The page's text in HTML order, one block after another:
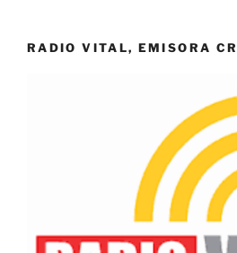
RADIO VITAL, EMISORA